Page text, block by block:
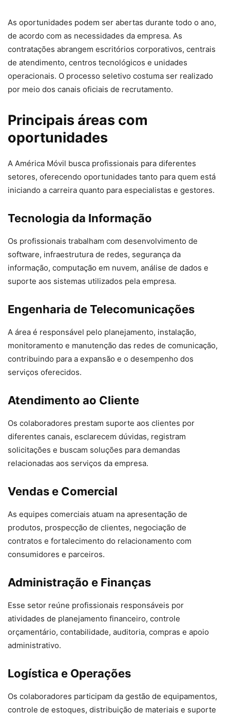
As oportunidades podem ser abertas durante todo o ano,
de acordo com as necessidades da empresa. As
contratações abrangem escritórios corporativos, centrais
de atendimento, centros tecnológicos e unidades
operacionais. O processo seletivo costuma ser realizado
por meio dos canais oficiais de recrutamento.
Principais áreas com
oportunidades
A América Móvil busca profissionais para diferentes
setores, oferecendo oportunidades tanto para quem está
iniciando a carreira quanto para especialistas e gestores.
Tecnologia da Informação
Os profissionais trabalham com desenvolvimento de
software, infraestrutura de redes, segurança da
informação, computação em nuvem, análise de dados e
suporte aos sistemas utilizados pela empresa.
Engenharia de Telecomunicações
A área é responsável pelo planejamento, instalação,
monitoramento e manutenção das redes de comunicação,
contribuindo para a expansão e o desempenho dos
serviços oferecidos.
Atendimento ao Cliente
Os colaboradores prestam suporte aos clientes por
diferentes canais, esclarecem dúvidas, registram
solicitações e buscam soluções para demandas
relacionadas aos serviços da empresa.
Vendas e Comercial
As equipes comerciais atuam na apresentação de
produtos, prospecção de clientes, negociação de
contratos e fortalecimento do relacionamento com
consumidores e parceiros.
Administração e Finanças
Esse setor reúne profissionais responsáveis por
atividades de planejamento financeiro, controle
orçamentário, contabilidade, auditoria, compras e apoio
administrativo.
Logística e Operações
Os colaboradores participam da gestão de equipamentos,
controle de estoques, distribuição de materiais e suporte